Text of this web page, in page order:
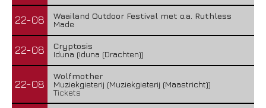
22-08
Waailand Outdoor Festival met o.a. Ruthless
Made
22-08
Cryptosis
Iduna (Iduna (Drachten))
22-08
Wolfmother
Muziekgieterij (Muziekgieterij (Maastricht))
Tickets